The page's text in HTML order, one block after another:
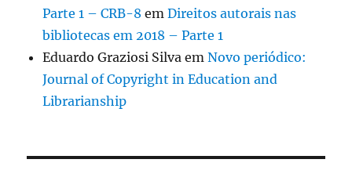
Parte 1 – CRB-8 emDireitos autorais nas
bibliotecas em 2018 – Parte 1
Eduardo Graziosi Silva emNovo periódico:
Journal of Copyright in Education and
Librarianship